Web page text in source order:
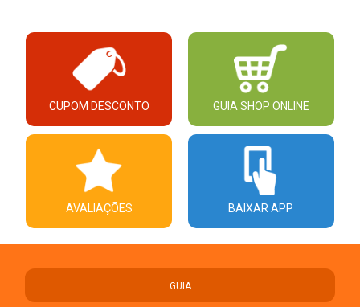
CUPOM DESCONTO GUIA SHOP ONLINE
AVALIAÇÕES BAIXAR APP
GUIA